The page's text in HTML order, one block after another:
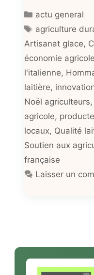
Catégories
actu general
Étiquettes
agriculture
Artisanat glace,
économie agricole
l'italienne,
laitière,
Noël agriculteurs,
agricole,
locaux, Qualité
Soutien aux
française
Laisser un